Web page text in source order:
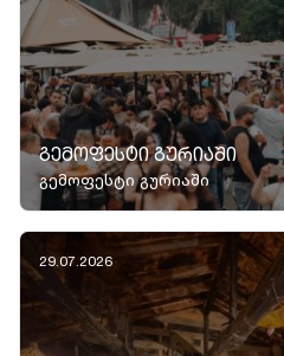
ᲒᲔᲛᲝᲤᲔᲡᲢᲘ ᲒᲣᲠᲘᲐᲨᲘ
გემოფესტი გურიაში
29.07.2026